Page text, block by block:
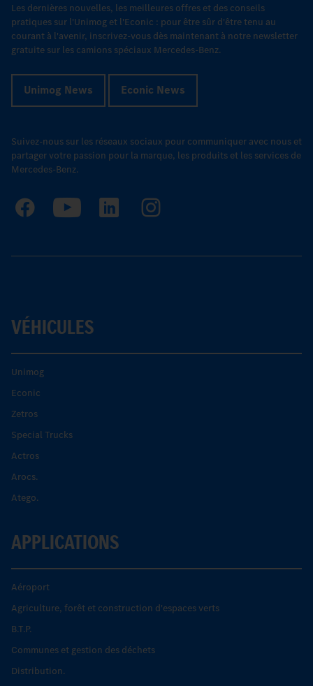
Les dernières nouvelles, les meilleures offres et des conseils
pratiques sur l'Unimog et l'Econic : pour être sûr d'être tenu au
courant à l'avenir, inscrivez-vous dès maintenant à notre newsletter
gratuite sur les camions spéciaux Mercedes-Benz.
Unimog News Econic News
Suivez-nous sur les réseaux sociaux pour communiquer avec nous et
partager votre passion pour la marque, les produits et les services de
Mercedes-Benz.
VÉHICULES
Unimog
Econic
Zetros
Special Trucks
Actros
Arocs.
Atego.
APPLICATIONS
Aéroport
Agriculture, forêt et construction d'espaces verts
B.T.P.
Communes et gestion des déchets
Distribution.